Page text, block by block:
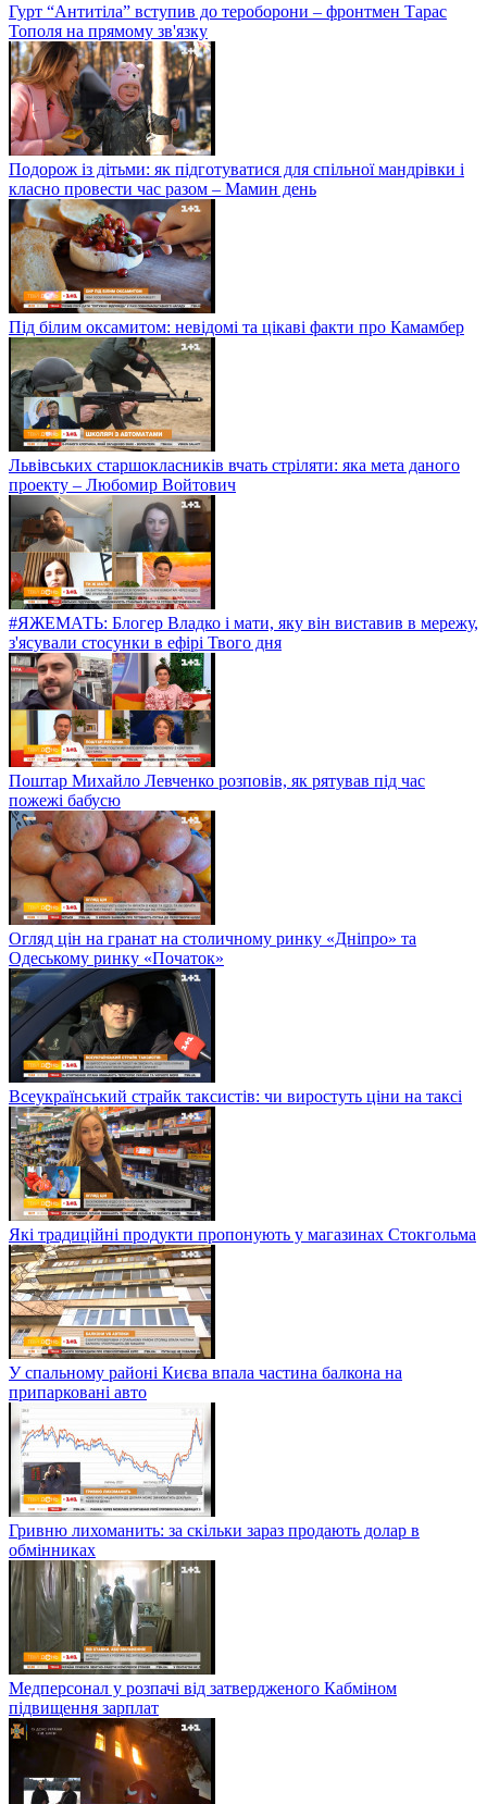
Гурт “Антитіла” вступив до тероборони – фронтмен Тарас
Тополя на прямому зв'язку
Подорож із дітьми: як підготуватися для спільної мандрівки і
класно провести час разом – Мамин день
Під білим оксамитом: невідомі та цікаві факти про Камамбер
Львівських старшокласників вчать стріляти: яка мета даного
проекту – Любомир Войтович
#ЯЖЕМАТЬ: Блогер Владко і мати, яку він виставив в мережу,
з'ясували стосунки в ефірі Твого дня
Поштар Михайло Левченко розповів, як рятував під час
пожежі бабусю
Огляд цін на гранат на столичному ринку «Дніпро» та
Одеському ринку «Початок»
Всеукраїнський страйк таксистів: чи виростуть ціни на таксі
Які традиційні продукти пропонують у магазинах Стокгольма
У спальному районі Києва впала частина балкона на
припарковані авто
Гривню лихоманить: за скільки зараз продають долар в
обмінниках
Медперсонал у розпачі від затвердженого Кабміном
підвищення зарплат